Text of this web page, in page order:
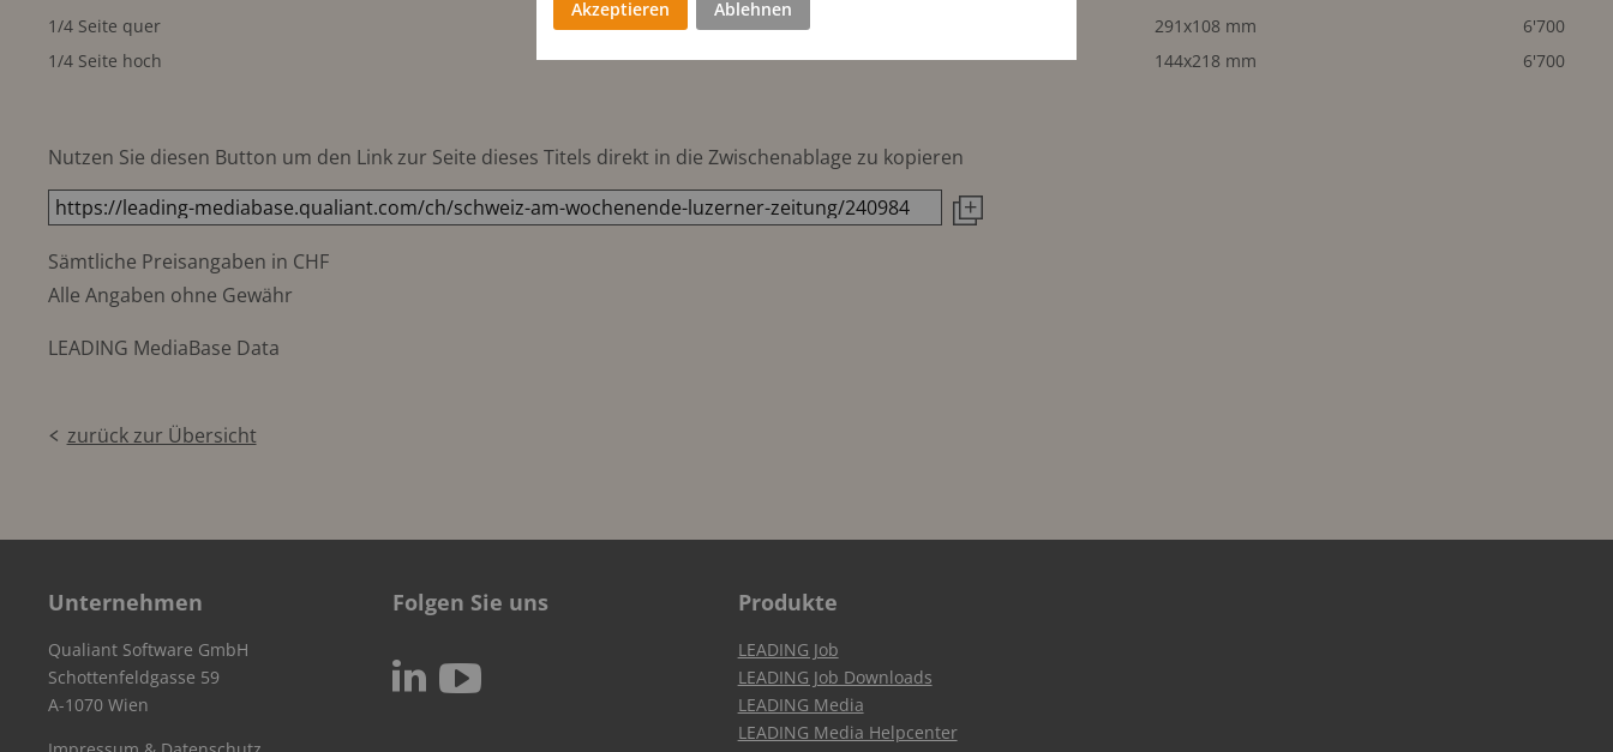
1/4 Seite quer
291x108 mm
6'700
1/4 Seite hoch
144x218 mm 6'700
Nutzen Sie diesen Button um den Link zur Seite dieses Titels direkt in die Zwischenablage zu kopieren
Sämtliche Preisangaben in CHF
Alle Angaben ohne Gewähr
LEADING MediaBase Data
zurück zur Übersicht
Unternehmen
Qualiant Software GmbH
Schottenfeldgasse 59
A-1070 Wien
Folgen Sie uns
N c
Produkte
LEADING Job
LEADING Job Downloads
LEADING Media
LEADING Media Helpcenter
Akzeptieren Ablehnen